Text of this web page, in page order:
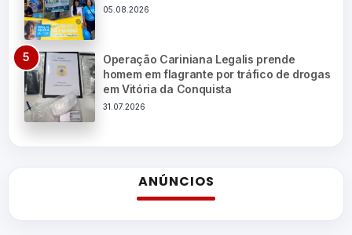
05.08.2026
Operação Cariniana Legalis prende
homem em flagrante por tráfico de drogas
em Vitória da Conquista
31.07.2026
ANÚNCIOS